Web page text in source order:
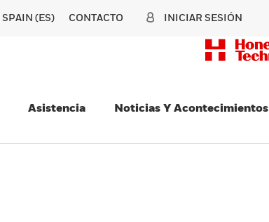
SPAIN (ES) CONTACTO INICIAR SESIÓN
Asistencia Noticias Y Acontecimientos